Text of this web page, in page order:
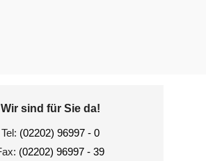
Wir sind für Sie da!
Tel: (02202) 96997 - 0
(02202) 96997 - 39